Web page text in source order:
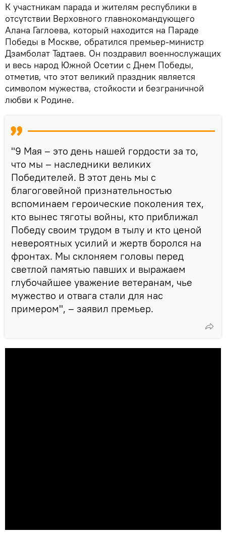
К участникам парада и жителям республики в
отсутствии Верховного главнокомандующего
Алана Гаглоева, который находится на Параде
Победы в Москве, обратился премьер-министр
Дзамболат Тадтаев. Он поздравил военнослужащих
и весь народ Южной Осетии с Днем Победы,
отметив, что этот великий праздник является
символом мужества, стойкости и безграничной
любви к Родине.
"9 Мая – это день нашей гордости за то,
что мы – наследники великих
Победителей. В этот день мы с
благоговейной признательностью
вспоминаем героические поколения тех,
кто вынес тяготы войны, кто приближал
Победу своим трудом в тылу и кто ценой
невероятных усилий и жертв боролся на
фронтах. Мы склоняем головы перед
светлой памятью павших и выражаем
глубочайшее уважение ветеранам, чье
мужество и отвага стали для нас
примером", – заявил премьер.